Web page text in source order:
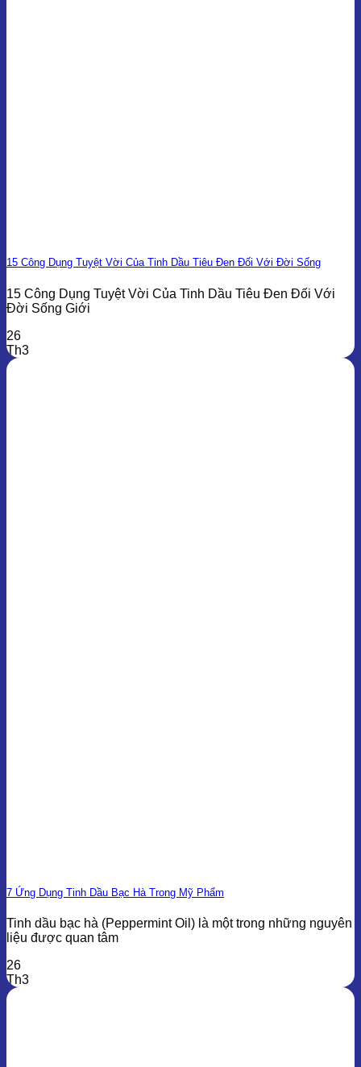
15 Công Dụng Tuyệt Vời Của Tinh Dầu Tiêu Đen Đối Với Đời Sống
15 Công Dụng Tuyệt Vời Của Tinh Dầu Tiêu Đen Đối Với
Đời Sống Giới
26
Th3
7 Ứng Dụng Tinh Dầu Bạc Hà Trong Mỹ Phẩm
Tinh dầu bạc hà (Peppermint Oil) là một trong những nguyên
liệu được quan tâm
26
Th3